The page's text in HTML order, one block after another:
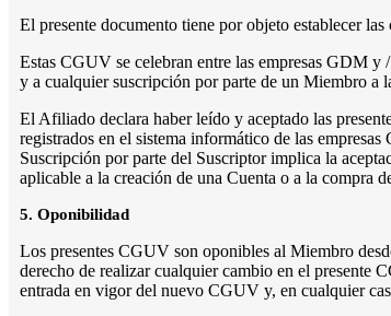
El presente documento tiene por objeto establecer
Estas CGUV se celebran entre las empresas GDM
y a cualquier suscripción por parte de un Miembro a
El Afiliado declara haber leído y aceptado las
registrados en el sistema informático de las
Suscripción por parte del Suscriptor implica la
aplicable a la creación de una Cuenta o a la compra
5. Oponibilidad
Los presentes CGUV son oponibles al Miembro
derecho de realizar cualquier cambio en el presente
entrada en vigor del nuevo CGUV y, en cualquier